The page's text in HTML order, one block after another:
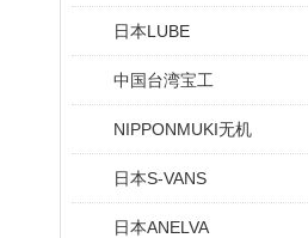
日本LUBE
中国台湾宝工
NIPPONMUKI无机
日本S-VANS
日本ANELVA